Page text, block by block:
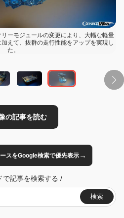
ーモジュールの変更により、大幅な軽量
えて、抜群の走行性能をアップを実現し
た。
を読む
スをGoogle検索で優先表示→
で記事を検索する /
検索